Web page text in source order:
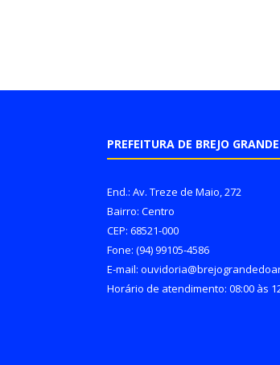
PREFEITURA DE BREJO
End.: Av. Treze de Maio, 272
Bairro: Centro
CEP: 68521-000
Fone: (94) 99105-4586
E-mail:
Horário de atendimento: 08:00 às